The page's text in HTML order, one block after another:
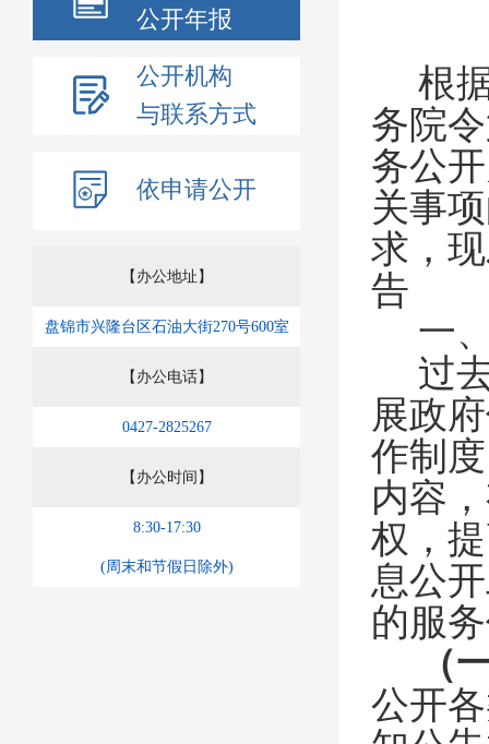
公开年报
公开机构
与联系方式
依申请公开
【办公地址】
盘锦市兴隆台区石油大街270号600室
【办公电话】
0427-2825267
【办公时间】
8:30-17:30
(周末和节假日除外)
根
务院
务公
关事
求，
告
一
过
展政
作制
内容
权，
息公
的服
（
公开